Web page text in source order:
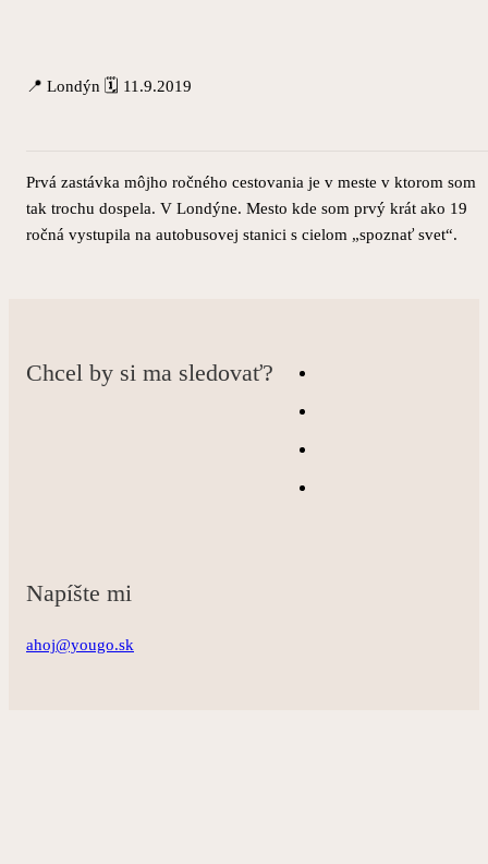
📍 Londýn 🗓 11.9.2019
Prvá zastávka môjho ročného cestovania je v meste v ktorom som
tak trochu dospela. V Londýne. Mesto kde som prvý krát ako 19
ročná vystupila na autobusovej stanici s cielom „spoznať svet“.
Chcel by si ma sledovať?
Napíšte mi
ahoj@yougo.sk